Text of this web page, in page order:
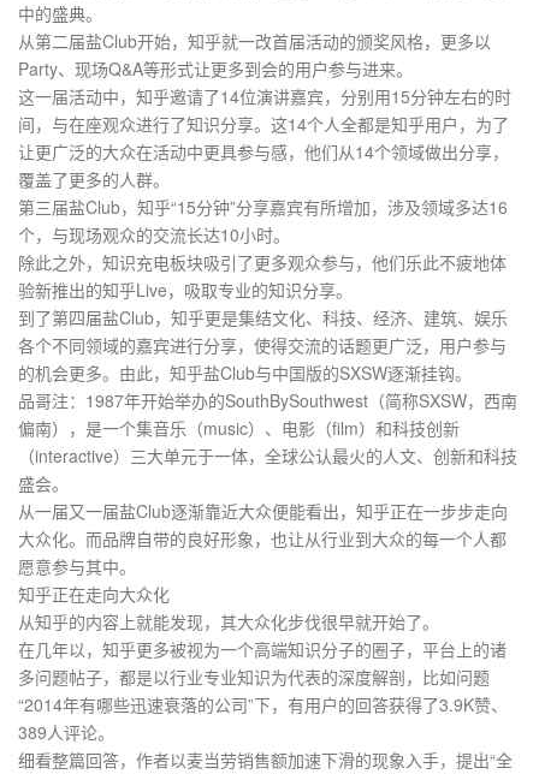
中的盛典。
从第二届盐Club开始，知乎就一改首届活动的颁奖风格，更多以
Party、现场Q&A等形式让更多到会的用户参与进来。
这一届活动中，知乎邀请了14位演讲嘉宾，分别用15分钟左右的时
间，与在座观众进行了知识分享。这14个人全都是知乎用户，为了
让更广泛的大众在活动中更具参与感，他们从14个领域做出分享，
覆盖了更多的人群。
第三届盐Club，知乎“15分钟”分享嘉宾有所增加，涉及领域多达16
个，与现场观众的交流长达10小时。
除此之外，知识充电板块吸引了更多观众参与，他们乐此不疲地体
验新推出的知乎Live，吸取专业的知识分享。
到了第四届盐Club，知乎更是集结文化、科技、经济、建筑、娱乐
各个不同领域的嘉宾进行分享，使得交流的话题更广泛，用户参与
的机会更多。由此，知乎盐Club与中国版的SXSW逐渐挂钩。
品哥注：1987年开始举办的SouthBySouthwest（简称SXSW，西南
偏南），是一个集音乐（music）、电影（film）和科技创新
（interactive）三大单元于一体，全球公认最火的人文、创新和科技
盛会。
从一届又一届盐Club逐渐靠近大众便能看出，知乎正在一步步走向
大众化。而品牌自带的良好形象，也让从行业到大众的每一个人都
愿意参与其中。
知乎正在走向大众化
从知乎的内容上就能发现，其大众化步伐很早就开始了。
在几年以，知乎更多被视为一个高端知识分子的圈子，平台上的诸
多问题帖子，都是以行业专业知识为代表的深度解剖，比如问题
“2014年有哪些迅速衰落的公司”下，有用户的回答获得了3.9K赞、
389人评论。
细看整篇回答，作者以麦当劳销售额加速下滑的现象入手，提出“全